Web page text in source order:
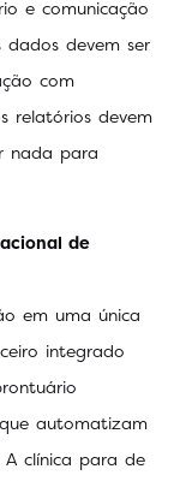
e comunicação
devem ser
com
relatórios devem
nada para
de
em uma única
integrado
automatizam
A clínica para de